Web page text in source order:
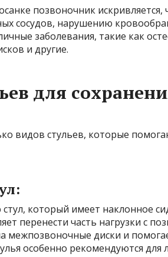
позвоночник
сосудов, нарушению
заболевания, такие как
и другие.
для
видов стульев, которые
стул, который имеет наклонное
перенести часть нагрузки с
межпозвоночные диски и
особенно рекомендуются